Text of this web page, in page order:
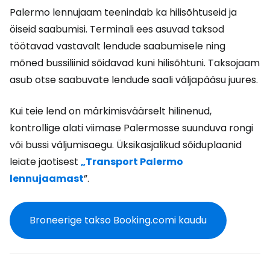
Palermo lennujaam teenindab ka hilisõhtuseid ja
öiseid saabumisi. Terminali ees asuvad taksod
töötavad vastavalt lendude saabumisele ning
mõned bussiliinid sõidavad kuni hilisõhtuni. Taksojaam
asub otse saabuvate lendude saali väljapääsu juures.
Kui teie lend on märkimisväärselt hilinenud,
kontrollige alati viimase Palermosse suunduva rongi
või bussi väljumisaegu. Üksikasjalikud sõiduplaanid
leiate jaotisest „Transport Palermo
lennujaamast”.
Broneerige takso Booking.comi kaudu